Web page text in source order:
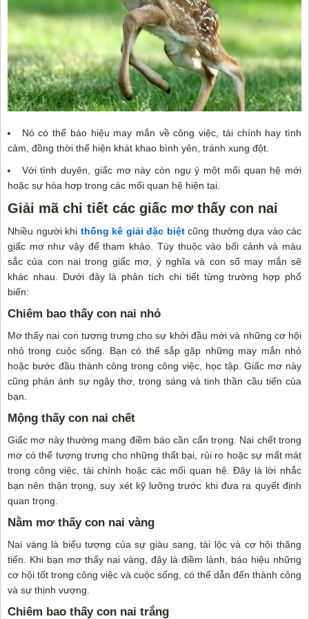
Nó có thể báo hiệu may mắn về công việc, tài chính hay tình
cảm, đồng thời thể hiện khát khao bình yên, tránh xung đột.
Với tình duyên, giấc mơ này còn ngụ ý một mối quan hệ mới
hoặc sự hòa hợp trong các mối quan hệ hiện tại.
Giải mã chi tiết các giấc mơ thấy con nai
Nhiều người khi thống kê giải đặc biệtcũng thường dựa vào các
giấc mơ như vậy để tham khảo. Tùy thuộc vào bối cảnh và màu
sắc của con nai trong giấc mơ, ý nghĩa và con số may mắn sẽ
khác nhau. Dưới đây là phân tích chi tiết từng trường hợp phổ
biến:
Chiêm bao thấy con nai nhỏ
Mơ thấy nai con tượng trưng cho sự khởi đầu mới và những cơ hội
nhỏ trong cuộc sống. Bạn có thể sắp gặp những may mắn nhỏ
hoặc bước đầu thành công trong công việc, học tập. Giấc mơ này
cũng phản ánh sự ngây thơ, trong sáng và tinh thần cầu tiến của
bạn.
Mộng thấy con nai chết
Giấc mơ này thường mang điềm báo cần cẩn trọng. Nai chết trong
mơ có thể tượng trưng cho những thất bại, rủi ro hoặc sự mất mát
trong công việc, tài chính hoặc các mối quan hệ. Đây là lời nhắc
bạn nên thận trọng, suy xét kỹ lưỡng trước khi đưa ra quyết định
quan trọng.
Nằm mơ thấy con nai vàng
Nai vàng là biểu tượng của sự giàu sang, tài lộc và cơ hội thăng
tiến. Khi bạn mơ thấy nai vàng, đây là điềm lành, báo hiệu những
cơ hội tốt trong công việc và cuộc sống, có thể dẫn đến thành công
và sự thịnh vượng.
Chiêm bao thấy con nai trắng